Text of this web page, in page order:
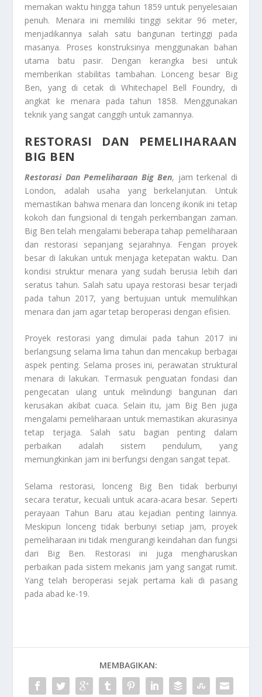
memakan waktu hingga tahun 1859 untuk penyelesaian
penuh. Menara ini memiliki tinggi sekitar 96 meter,
menjadikannya salah satu bangunan tertinggi pada
masanya. Proses konstruksinya menggunakan bahan
utama batu pasir. Dengan kerangka besi untuk
memberikan stabilitas tambahan. Lonceng besar Big
Ben, yang di cetak di Whitechapel Bell Foundry, di
angkat ke menara pada tahun 1858. Menggunakan
teknik yang sangat canggih untuk zamannya.
RESTORASI DAN PEMELIHARAAN
BIG BEN
Restorasi Dan Pemeliharaan Big Ben, jam terkenal di
London, adalah usaha yang berkelanjutan. Untuk
memastikan bahwa menara dan lonceng ikonik ini tetap
kokoh dan fungsional di tengah perkembangan zaman.
Big Ben telah mengalami beberapa tahap pemeliharaan
dan restorasi sepanjang sejarahnya. Fengan proyek
besar di lakukan untuk menjaga ketepatan waktu. Dan
kondisi struktur menara yang sudah berusia lebih dari
seratus tahun. Salah satu upaya restorasi besar terjadi
pada tahun 2017, yang bertujuan untuk memulihkan
menara dan jam agar tetap beroperasi dengan efisien.
Proyek restorasi yang dimulai pada tahun 2017 ini
berlangsung selama lima tahun dan mencakup berbagai
aspek penting. Selama proses ini, perawatan struktural
menara di lakukan. Termasuk penguatan fondasi dan
pengecatan ulang untuk melindungi bangunan dari
kerusakan akibat cuaca. Selain itu, jam Big Ben juga
mengalami pemeliharaan untuk memastikan akurasinya
tetap terjaga. Salah satu bagian penting dalam
perbaikan adalah sistem pendulum, yang
memungkinkan jam ini berfungsi dengan sangat tepat.
Selama restorasi, lonceng Big Ben tidak berbunyi
secara teratur, kecuali untuk acara-acara besar. Seperti
perayaan Tahun Baru atau kejadian penting lainnya.
Meskipun lonceng tidak berbunyi setiap jam, proyek
pemeliharaan ini tidak mengurangi keindahan dan fungsi
dari Big Ben. Restorasi ini juga mengharuskan
perbaikan pada sistem mekanis jam yang sangat rumit.
Yang telah beroperasi sejak pertama kali di pasang
pada abad ke-19.
MEMBAGIKAN: